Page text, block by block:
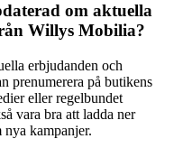
om aktuella
Willys Mobilia?
erbjudanden och
prenumerera på butikens
eller regelbundet
vara bra att ladda ner
kampanjer.